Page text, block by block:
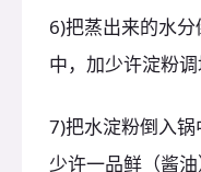
6)把蒸出来的水
中，加少许淀粉调
7)把水淀粉倒入锅
少许一品鲜（酱